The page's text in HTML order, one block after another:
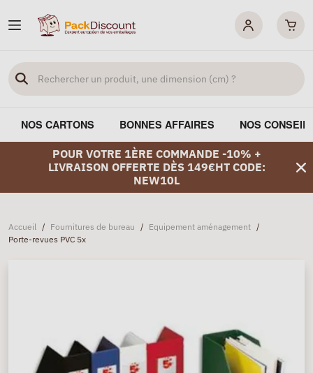
NOS CARTONS BONNES AFFAIRES NOS
POUR VOTRE 1ÈRE COMMANDE -10% +
LIVRAISON OFFERTE DÈS 149€HT CODE:
NEW10L
Accueil / Fournitures de bureau / Equipement aménagement /
Porte-revues PVC 5x